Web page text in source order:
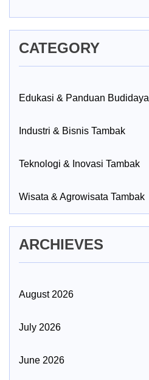
CATEGORY
Edukasi & Panduan Budidaya
Industri & Bisnis Tambak
Teknologi & Inovasi Tambak
Wisata & Agrowisata Tambak
ARCHIEVES
August 2026
July 2026
June 2026